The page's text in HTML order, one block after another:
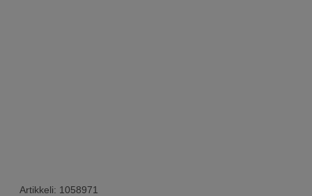
Artikkeli: 1058971